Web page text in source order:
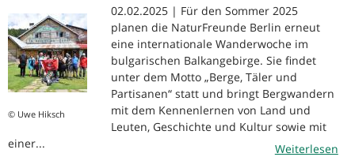
© Uwe Hiksch
02.02.2025 | Für den Sommer 2025
planen die NaturFreunde Berlin erneut
eine internationale Wanderwoche im
bulgarischen Balkangebirge. Sie findet
unter dem Motto „Berge, Täler und
Partisanen“ statt und bringt Bergwandern
mit dem Kennenlernen von Land und
Leuten, Geschichte und Kultur sowie mit
einer...
Weiterlesen